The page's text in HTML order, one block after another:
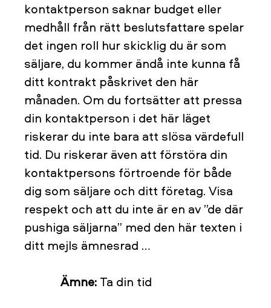
kontaktperson saknar budget eller
medhåll från rätt beslutsfattare spelar
det ingen roll hur skicklig du är som
säljare, du kommer ändå inte kunna få
ditt kontrakt påskrivet den här
månaden. Om du fortsätter att pressa
din kontaktperson i det här läget
riskerar du inte bara att slösa värdefull
tid. Du riskerar även att förstöra din
kontaktpersons förtroende för både
dig som säljare och ditt företag. Visa
respekt och att du inte är en av ”de där
pushiga säljarna” med den här texten i
ditt mejls ämnesrad …
Ämne: Ta din tid